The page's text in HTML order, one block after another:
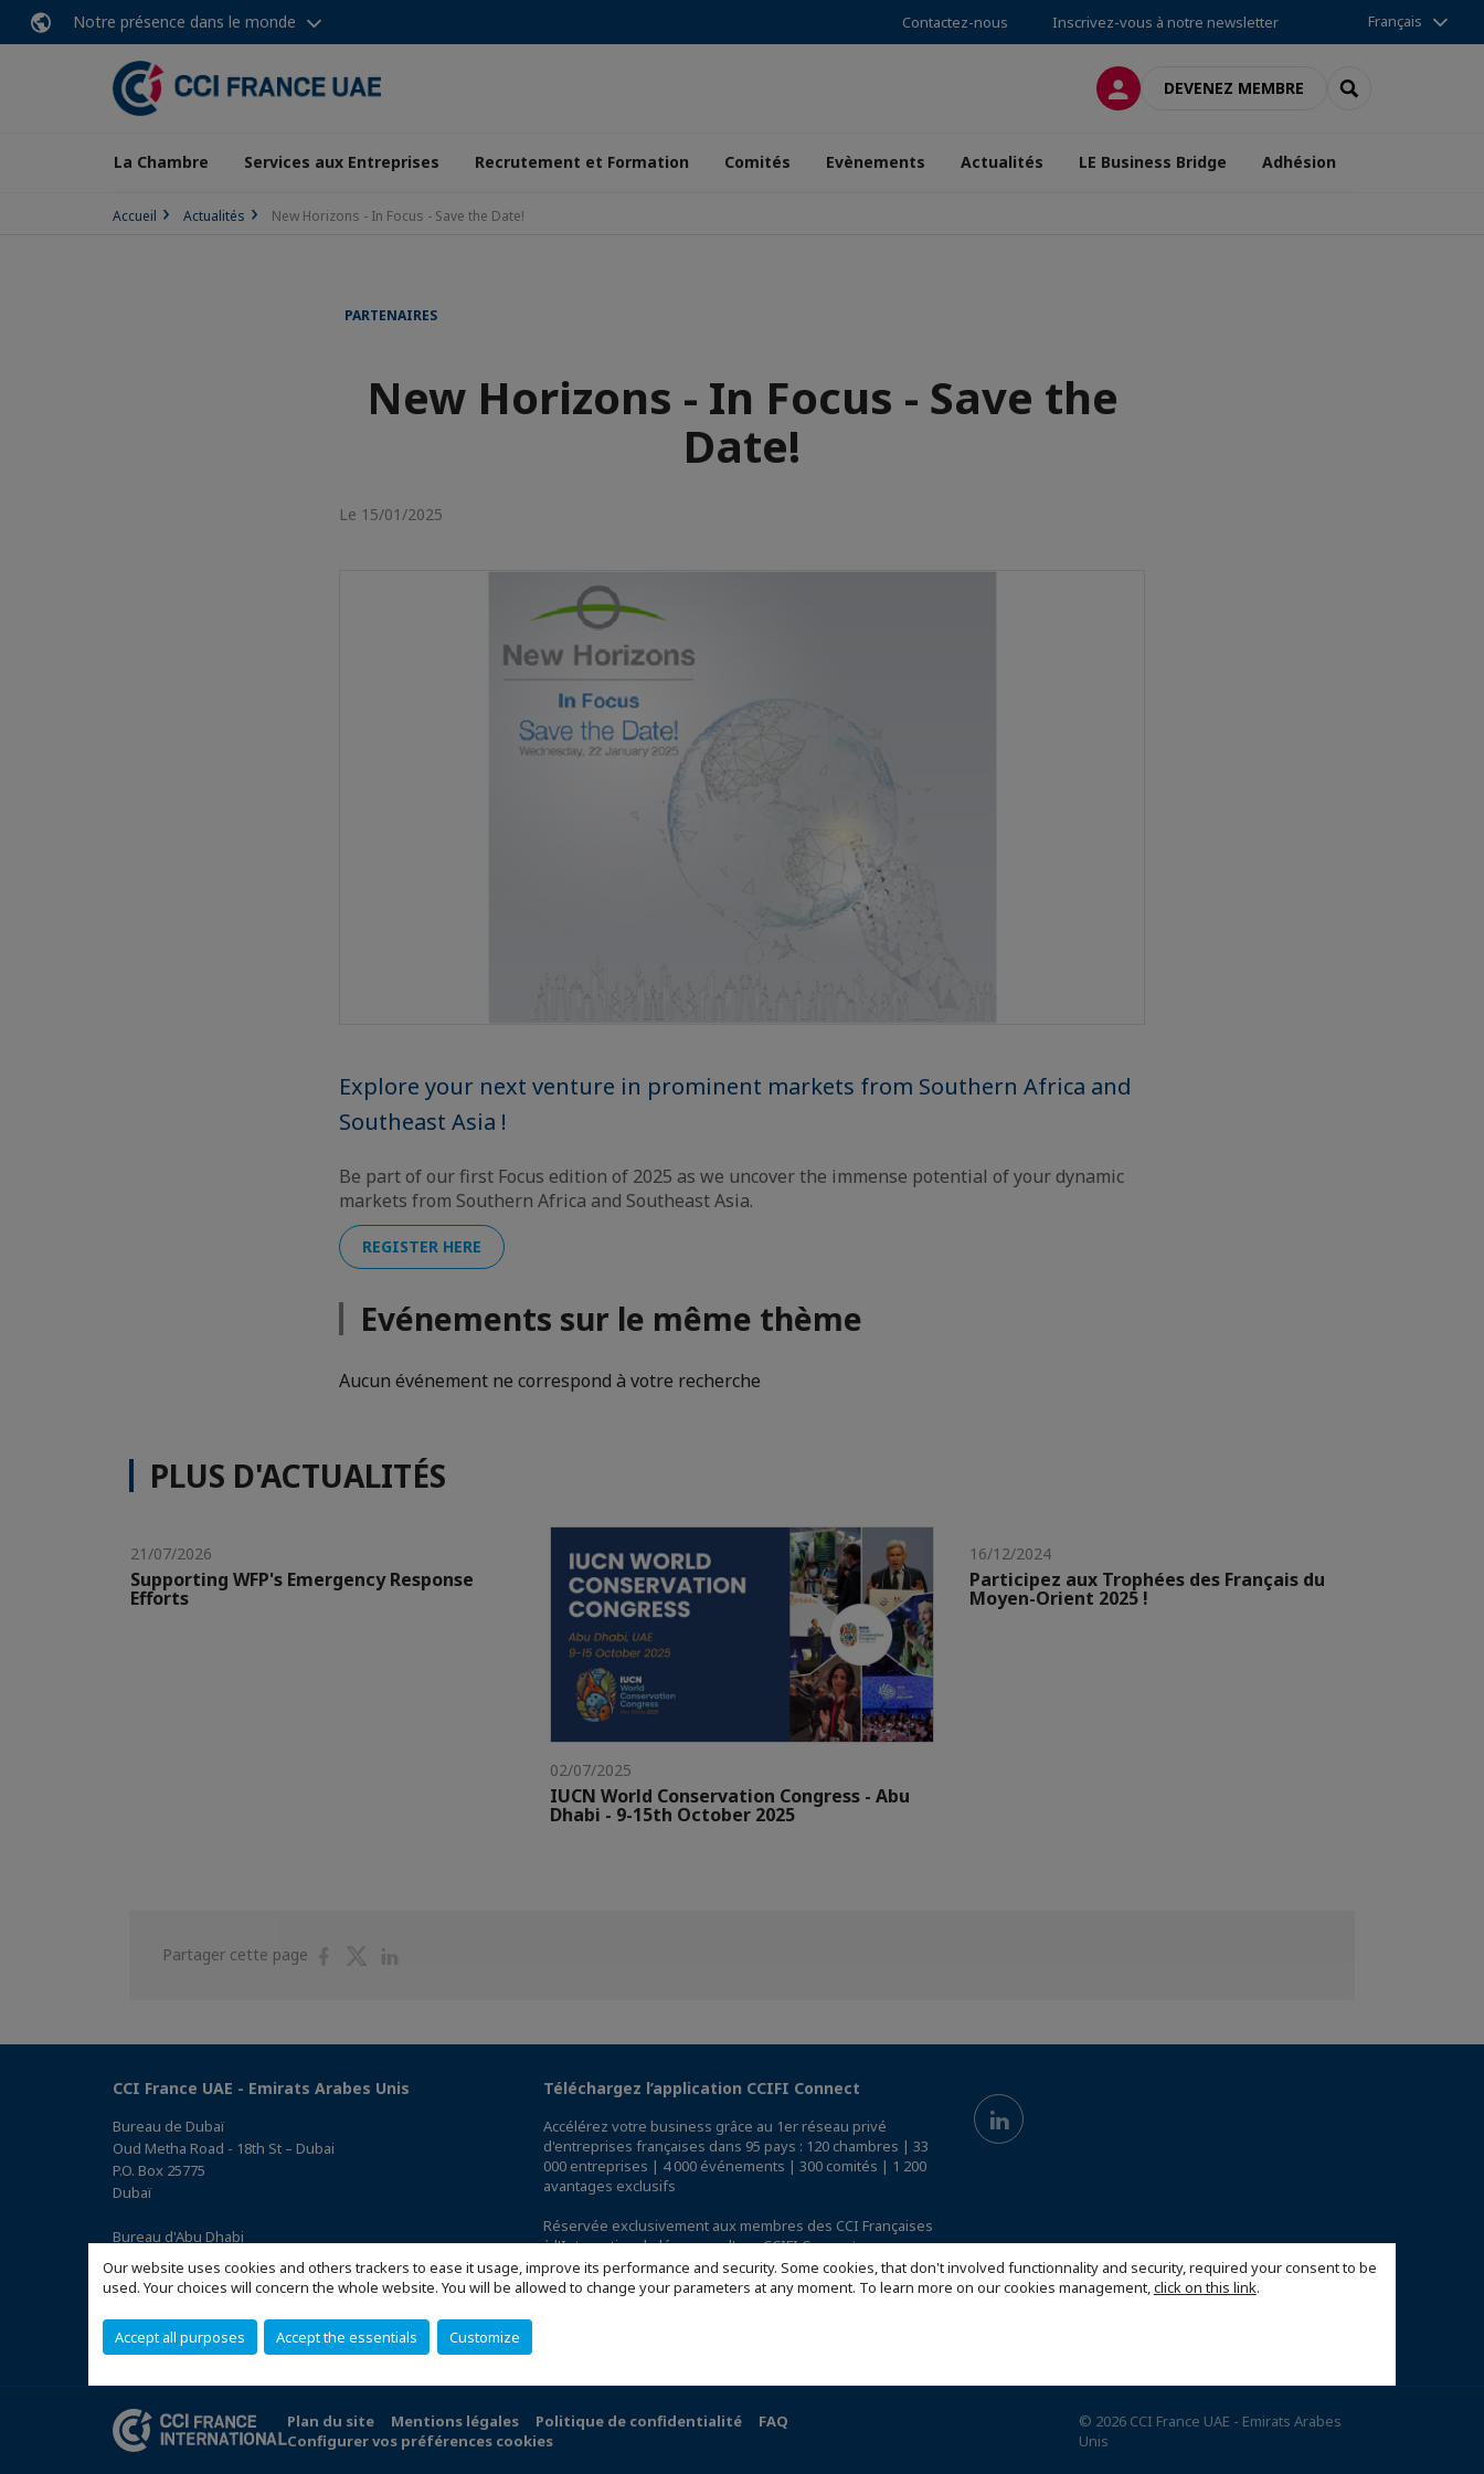
Our website uses cookies and others trackers to ease it usage, improve its performance and security. Some cookies, that don't involved functionnality and security, required your consent to be
used. Your choices will concern the whole website. You will be allowed to change your parameters at any moment. To learn more on our cookies management,click on this link.
Accept all purposes Accept the essentials Customize
Notre présence dans le monde Contactez-nous Inscrivez-vous à notre newsletter Français
CONNEXIONDEVENEZ MEMBRE RECHERCHER
La Chambre Services aux Entreprises Recrutement et Formation Comités Evènements Actualités LE Business Bridge Adhésion
Accueil Actualités New Horizons - In Focus - Save the Date!
PARTENAIRES
New Horizons - In Focus - Save the
Date!
Le 15/01/2025
Explore your next venture in prominent markets from Southern Africa and
Southeast Asia !
Be part of our first Focus edition of 2025 as we uncover the immense potential of your dynamic
markets from Southern Africa and Southeast Asia.
REGISTER HERE
Evénements sur le même thème
Aucun événement ne correspond à votre recherche
PLUS D'ACTUALITÉS
21/07/2026
Supporting WFP's Emergency Response
Efforts
02/07/2025
IUCN World Conservation Congress - Abu
Dhabi - 9-15th October 2025
16/12/2024
Participez aux Trophées des Français du
Moyen-Orient 2025 !
Partager cette page
PartagerPartager
CCI France UAE - Emirats Arabes Unis
Bureau de Dubaï
Oud Metha Road - 18th St – Dubai
P.O. Box 25775
Dubaï
Bureau d'Abu Dhabi
Office 05, 0 Floor, Building# 14, Hamad Suhail Al Khaily Est.,
junction of 12 Al Keebal St. and Al Meena St.
(Accéder au plan)
Téléchargez l’application CCIFI Connect
Accélérez votre business grâce au 1er réseau privé
d'entreprises françaises dans 95 pays : 120 chambres | 33
000 entreprises | 4 000 événements | 300 comités | 1 200
avantages exclusifs
Réservée exclusivement aux membres des CCI Françaises
à l'International,découvrez l'app CCIFI Connect.
Plan du site Mentions légales Politique de confidentialité
FAQ
Configurer vos préférences cookies
© 2026 CCI France UAE - Emirats Arabes
Unis